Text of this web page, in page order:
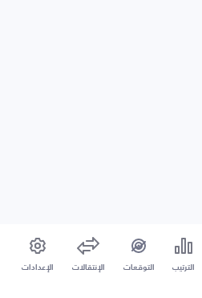
الترتيب التوقعات الإنتقالات الإعدادات